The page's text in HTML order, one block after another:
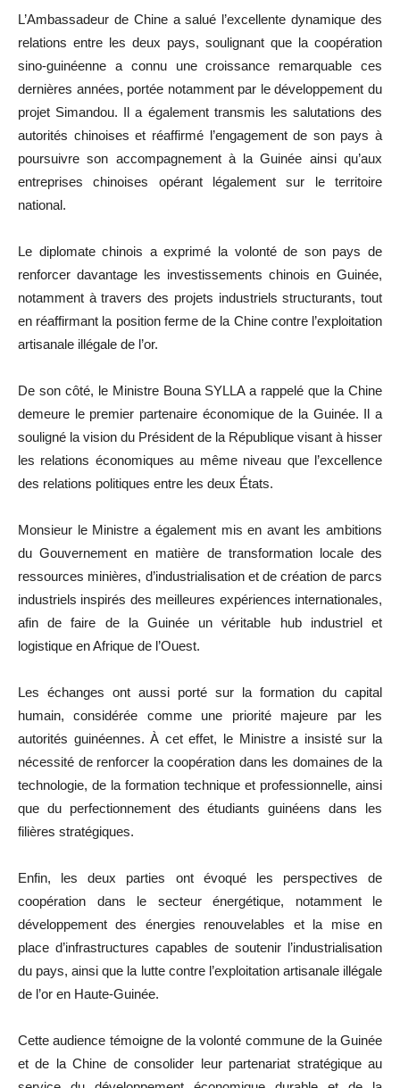
L’Ambassadeur de Chine a salué l’excellente dynamique des
relations entre les deux pays, soulignant que la coopération
sino-guinéenne a connu une croissance remarquable ces
dernières années, portée notamment par le développement du
projet Simandou. Il a également transmis les salutations des
autorités chinoises et réaffirmé l’engagement de son pays à
poursuivre son accompagnement à la Guinée ainsi qu’aux
entreprises chinoises opérant légalement sur le territoire
national.
Le diplomate chinois a exprimé la volonté de son pays de
renforcer davantage les investissements chinois en Guinée,
notamment à travers des projets industriels structurants, tout
en réaffirmant la position ferme de la Chine contre l’exploitation
artisanale illégale de l’or.
De son côté, le Ministre Bouna SYLLA a rappelé que la Chine
demeure le premier partenaire économique de la Guinée. Il a
souligné la vision du Président de la République visant à hisser
les relations économiques au même niveau que l’excellence
des relations politiques entre les deux États.
Monsieur le Ministre a également mis en avant les ambitions
du Gouvernement en matière de transformation locale des
ressources minières, d’industrialisation et de création de parcs
industriels inspirés des meilleures expériences internationales,
afin de faire de la Guinée un véritable hub industriel et
logistique en Afrique de l’Ouest.
Les échanges ont aussi porté sur la formation du capital
humain, considérée comme une priorité majeure par les
autorités guinéennes. À cet effet, le Ministre a insisté sur la
nécessité de renforcer la coopération dans les domaines de la
technologie, de la formation technique et professionnelle, ainsi
que du perfectionnement des étudiants guinéens dans les
filières stratégiques.
Enfin, les deux parties ont évoqué les perspectives de
coopération dans le secteur énergétique, notamment le
développement des énergies renouvelables et la mise en
place d’infrastructures capables de soutenir l’industrialisation
du pays, ainsi que la lutte contre l’exploitation artisanale illégale
de l’or en Haute-Guinée.
Cette audience témoigne de la volonté commune de la Guinée
et de la Chine de consolider leur partenariat stratégique au